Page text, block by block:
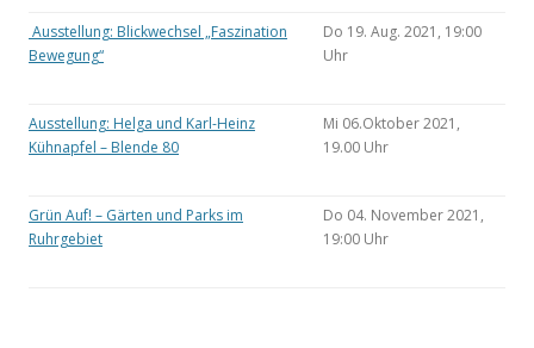
Ausstellung: Blickwechsel „Faszination
Bewegung“
Do 19. Aug. 2021, 19:00
Uhr
Ausstellung: Helga und Karl-Heinz
Kühnapfel – Blende 80
Mi 06.Oktober 2021,
19.00 Uhr
Grün Auf! – Gärten und Parks im
Ruhrgebiet
Do 04. November 2021,
19:00 Uhr